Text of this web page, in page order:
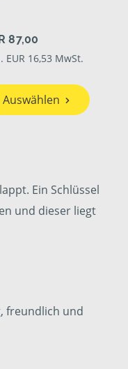
87,00
EUR 16,53 MwSt.
Auswählen
Ein Schlüssel
und dieser liegt
freundlich und